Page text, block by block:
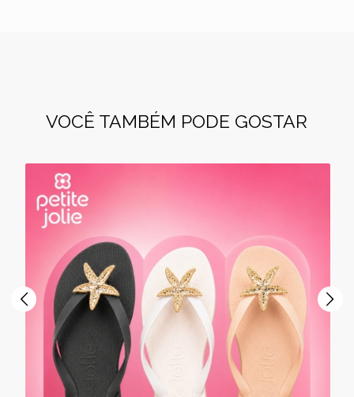
VOCÊ TAMBÉM PODE GOSTAR